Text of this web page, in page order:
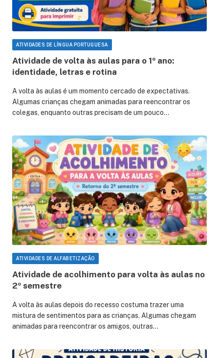
ATIVIDADES DE LÍNGUA PORTUGUESA
Atividade de volta às aulas para o 1º ano:
identidade, letras e rotina
A volta às aulas é um momento cercado de expectativas.
Algumas crianças chegam animadas para reencontrar os
colegas, enquanto outras precisam de um pouco…
ATIVIDADES DE ALFABETIZAÇÃO
Atividade de acolhimento para volta às aulas no
2º semestre
A volta às aulas depois do recesso costuma trazer uma
mistura de sentimentos para as crianças. Algumas chegam
animadas para reencontrar os amigos, outras…